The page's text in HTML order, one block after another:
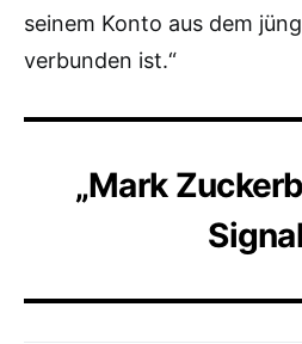
seinem Konto aus dem
verbunden ist.“
„Mark